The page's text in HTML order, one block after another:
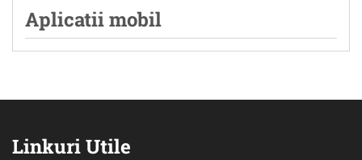
Aplicatii mobil
Linkuri Utile